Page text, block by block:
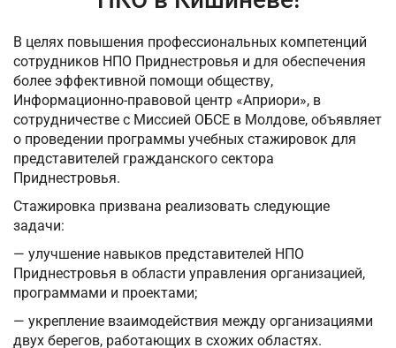
В целях повышения профессиональных компетенций
сотрудников НПО Приднестровья и для обеспечения
более эффективной помощи обществу,
Информационно-правовой центр «Априори», в
сотрудничестве с Миссией ОБСЕ в Молдове, объявляет
о проведении программы учебных стажировок для
представителей гражданского сектора
Приднестровья.
Стажировка призвана реализовать следующие
задачи:
— улучшение навыков представителей НПО
Приднестровья в области управления организацией,
программами и проектами;
— укрепление взаимодействия между организациями
двух берегов, работающих в схожих областях.